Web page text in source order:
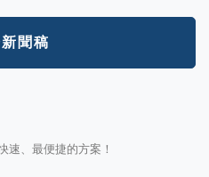
聞稿
速、最便捷的方案！